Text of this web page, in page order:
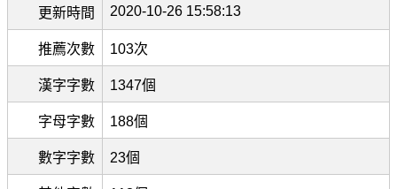
更新時間 2020-10-26 15:58:13
推薦次數 103次
漢字字數 1347個
字母字數 188個
數字字數 23個